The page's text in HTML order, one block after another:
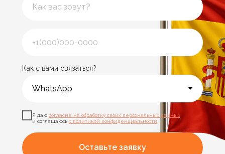
Как с вами связаться?
Я даю согласие на обработку своих персональных данных
и соглашаюсь с политикой конфиденциальности
Оставьте заявку